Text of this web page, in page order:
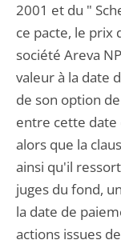
2001 et du "
ce pacte, le prix
société Areva
valeur à la date
de son option
entre cette date
alors que la
ainsi qu'il
juges du fond,
la date de
actions issues